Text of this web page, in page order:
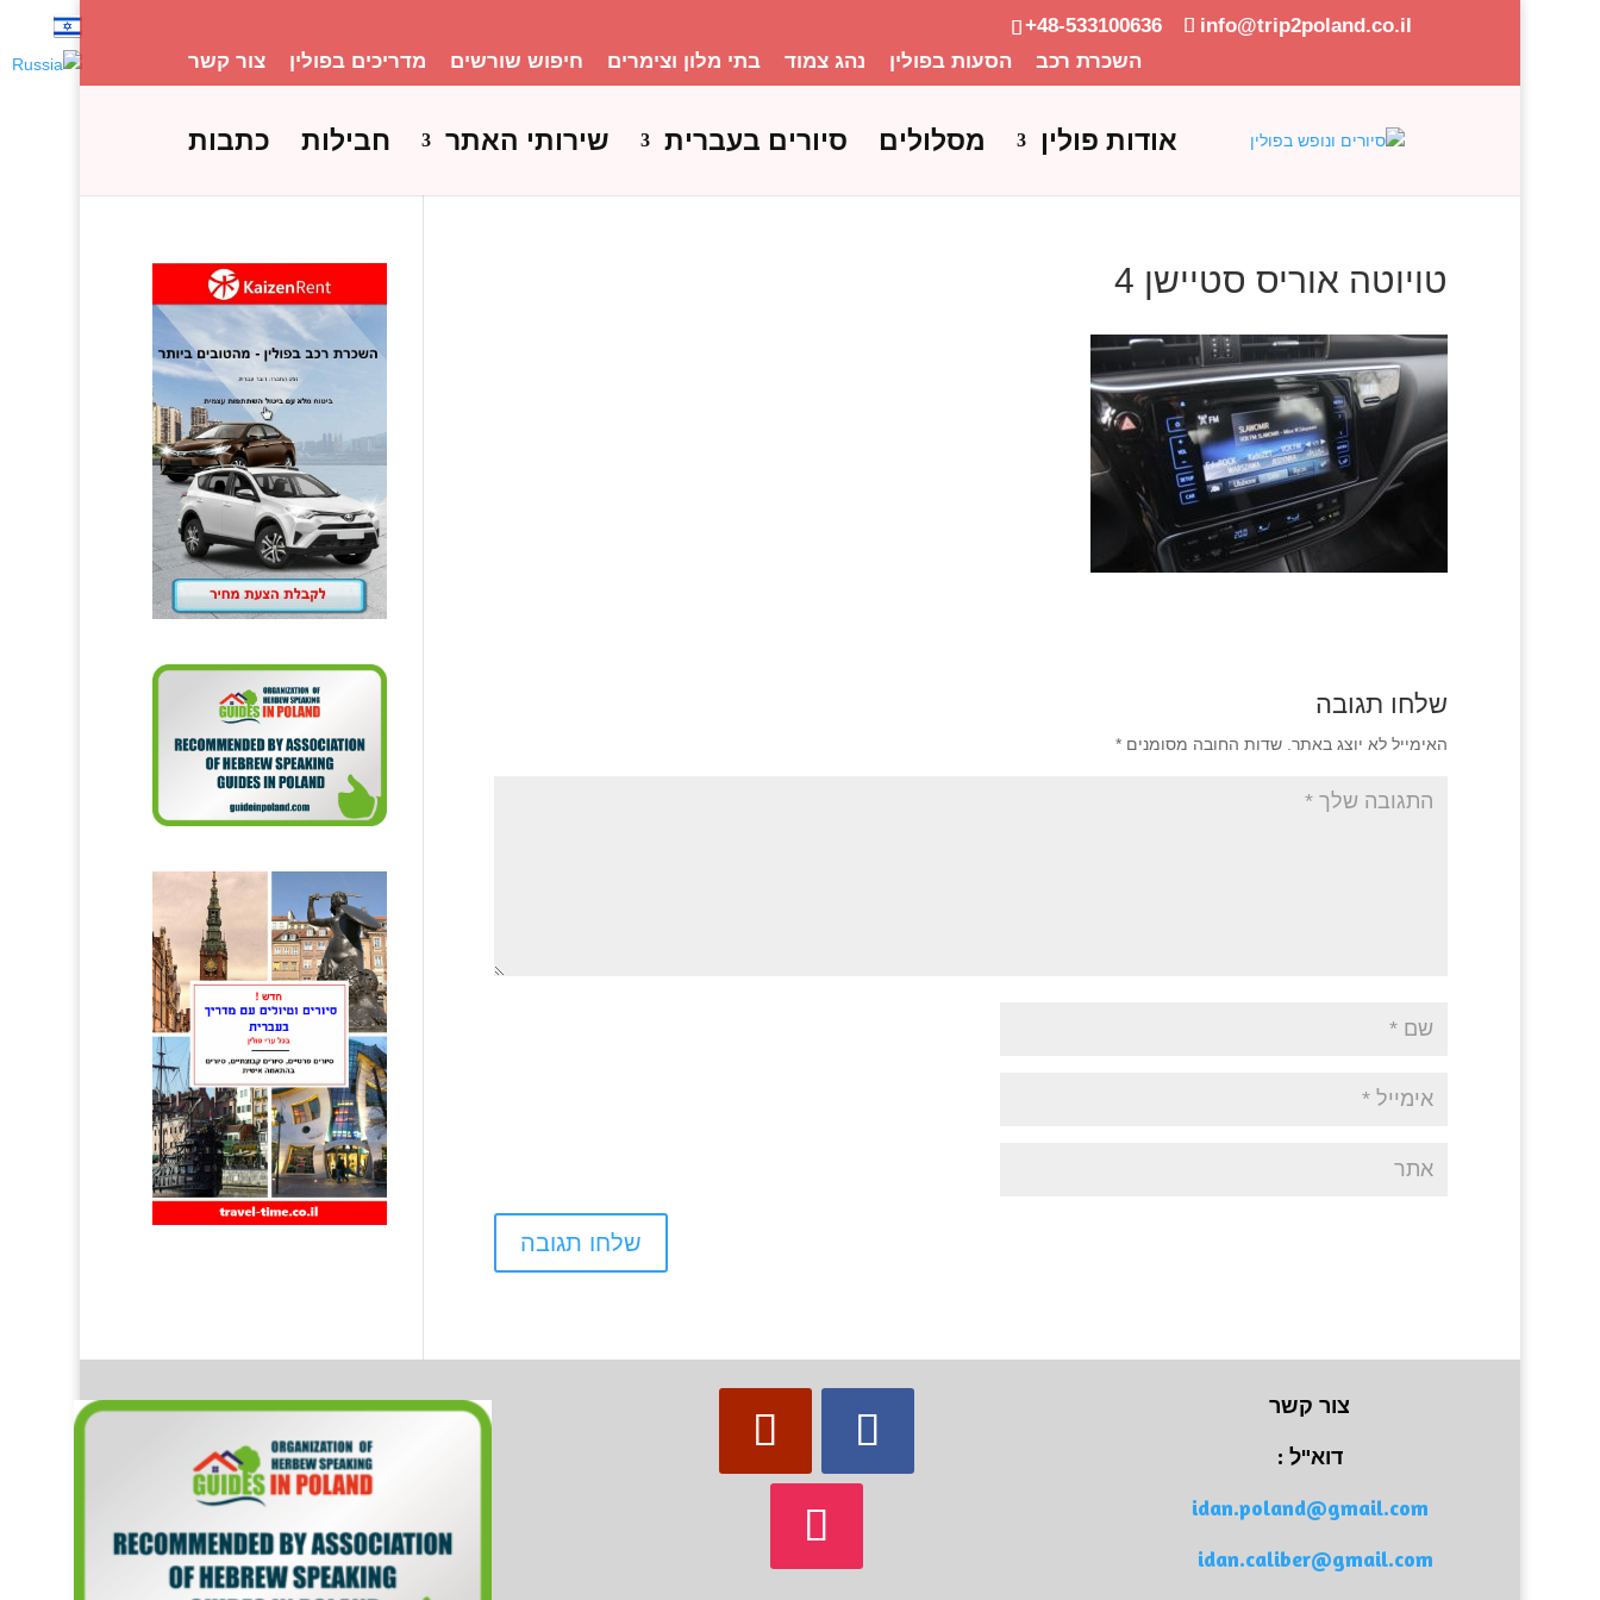
+48-533100636
info@trip2poland.co.il
השכרת רכב
הסעות בפולין נהג צמוד בתי מלון וצימרים חיפוש שורשים מדריכים בפולין צור קשר
אודות פולין מסלולים סיורים בעברית שירותי האתר חבילות כתבות
טויוטה אוריס סטיישן 4
שלחו תגובה
האימייל לא יוצג באתר. שדות החובה מסומנים *
צור קשר
דוא"ל :
idan.poland@gmail.com
idan.caliber@gmail.com